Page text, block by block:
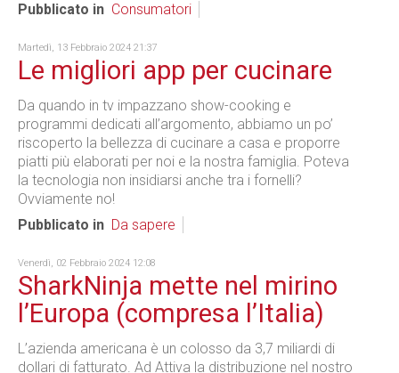
Pubblicato in Consumatori
Martedì, 13 Febbraio 2024 21:37
Le migliori app per cucinare
Da quando in tv impazzano show-cooking e
programmi dedicati all’argomento, abbiamo un po’
riscoperto la bellezza di cucinare a casa e proporre
piatti più elaborati per noi e la nostra famiglia. Poteva
la tecnologia non insidiarsi anche tra i fornelli?
Ovviamente no!
Pubblicato in Da sapere
Venerdì, 02 Febbraio 2024 12:08
SharkNinja mette nel mirino
l’Europa (compresa l’Italia)
L’azienda americana è un colosso da 3,7 miliardi di
dollari di fatturato. Ad Attiva la distribuzione nel nostro